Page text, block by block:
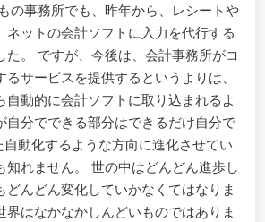
の事務所でも、昨年から、レシートや
ネットの会計ソフトに入力を代行する
た。 ですが、今後は、会計事務所がコ
サービスを提供するというよりは、
自動的に会計ソフトに取り込まれるよ
自分でできる部分はできるだけ自分で
動化するような方向に進化させてい
知れません。 世の中はどんどん進歩し
どんどん変化していかなくてはなりま
界はなかなかしんどいものではありま